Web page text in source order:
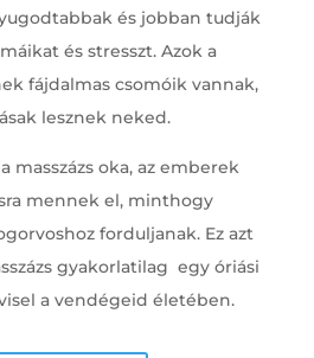
és jobban tudják
és stresszt. Azok a
fájdalmas csomóik vannak,
lesznek neked.
masszázs oka, az emberek
mennek el, minthogy
forduljanak. Ez azt
gyakorlatilag egy óriási
a vendégeid életében.